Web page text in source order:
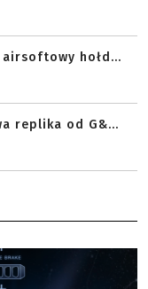
hołd...
replika od G&...